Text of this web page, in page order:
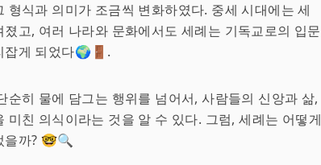
형식과 의미가 조금씩 변화하였다. 중세 시대에는 세
졌고, 여러 나라와 문화에서도 세례는 기독교로의 입문
잡게 되었다🌍🚪.
순히 물에 담그는 행위를 넘어서, 사람들의 신앙과 삶,
미친 의식이라는 것을 알 수 있다. 그럼, 세례는 어떻게
을까? 🤓🔍